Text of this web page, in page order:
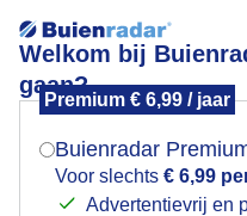
Welkom bij
gaan?
Premium € 6,99 / jaar
Buienradar
Voor slechts € 6,99
Advertentievrij en
Avondrood
Mogen we je